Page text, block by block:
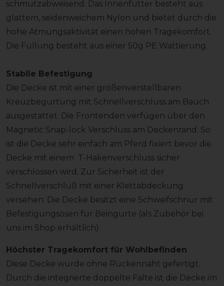
schmutzabweisend. Das Innenfutter besteht aus
glattem, seidenweichem Nylon und bietet durch die
hohe Atmungsaktivität einen hohen Tragekomfort.
Die Füllung besteht aus einer 50g PE Wattierung.
Stabile Befestigung
Die Decke ist mit einer größenverstellbaren
Kreuzbegurtung mit Schnellverschluss am Bauch
ausgestattet. Die Frontenden verfügen über den
Magnetic Snap-lock Verschluss am Deckenrand. So
ist die Decke sehr einfach am Pferd fixiert bevor die
Decke mit einem T-Hakenverschluss sicher
verschlossen wird. Zur Sicherheit ist der
Schnellverschluß mit einer Klettabdeckung
versehen. Die Decke besitzt eine Schweifschnur mit
Befestigungsösen für Beingurte (als Zubehör bei
uns im Shop erhältlich).
Höchster Tragekomfort für Wohlbefinden
Diese Decke wurde ohne Rückennaht gefertigt.
Durch die integrierte doppelte Falte ist die Decke im